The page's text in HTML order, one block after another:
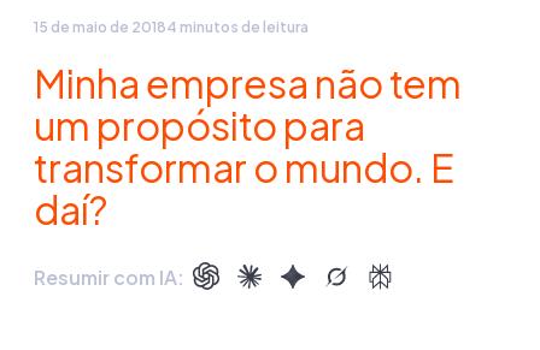
15 de maio de 20184 minutos de leitura
Minha empresa não tem
um propósito para
transformar o mundo. E
daí?
Resumir com IA: